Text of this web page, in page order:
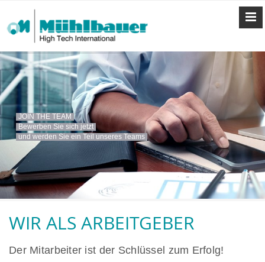
JOIN THE TEAM
Bewerben Sie sich jetzt
und werden Sie ein Teil unseres Teams
WIR ALS ARBEITGEBER
Der Mitarbeiter ist der Schlüssel zum Erfolg!